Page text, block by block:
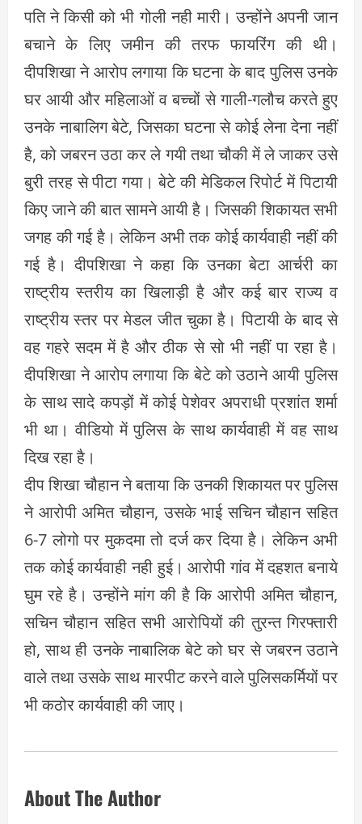
पति ने किसी को भी गोली नही मारी। उन्होंने अपनी जान
बचाने के लिए जमीन की तरफ फायरिंग की थी।
दीपशिखा ने आरोप लगाया कि घटना के बाद पुलिस उनके
घर आयी और महिलाओं व बच्चों से गाली-गलौच करते हुए
उनके नाबालिग बेटे, जिसका घटना से कोई लेना देना नहीं
है, को जबरन उठा कर ले गयी तथा चौकी में ले जाकर उसे
बुरी तरह से पीटा गया। बेटे की मेडिकल रिपोर्ट में पिटायी
किए जाने की बात सामने आयी है। जिसकी शिकायत सभी
जगह की गई है। लेकिन अभी तक कोई कार्यवाही नहीं की
गई है। दीपशिखा ने कहा कि उनका बेटा आर्चरी का
राष्ट्रीय स्तरीय का खिलाड़ी है और कई बार राज्य व
राष्ट्रीय स्तर पर मेडल जीत चुका है। पिटायी के बाद से
वह गहरे सदम में है और ठीक से सो भी नहीं पा रहा है।
दीपशिखा ने आरोप लगाया कि बेटे को उठाने आयी पुलिस
के साथ सादे कपड़ों में कोई पेशेवर अपराधी प्रशांत शर्मा
भी था। वीडियो में पुलिस के साथ कार्यवाही में वह साथ
दिख रहा है।
दीप शिखा चौहान ने बताया कि उनकी शिकायत पर पुलिस
ने आरोपी अमित चौहान, उसके भाई सचिन चौहान सहित
6-7 लोगो पर मुकदमा तो दर्ज कर दिया है। लेकिन अभी
तक कोई कार्यवाही नही हुई। आरोपी गांव में दहशत बनाये
घुम रहे है। उन्होंने मांग की है कि आरोपी अमित चौहान,
सचिन चौहान सहित सभी आरोपियों की तुरन्त गिरफ्तारी
हो, साथ ही उनके नाबालिक बेटे को घर से जबरन उठाने
वाले तथा उसके साथ मारपीट करने वाले पुलिसकर्मियों पर
भी कठोर कार्यवाही की जाए।
About The Author